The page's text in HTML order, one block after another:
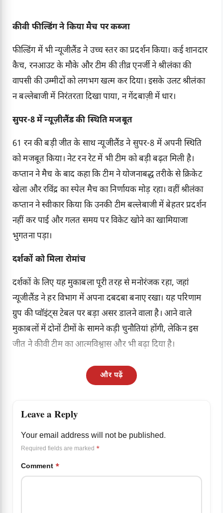
कीवी फील्डिंग ने किया मैच पर कब्जा
फील्डिंग में भी न्यूजीलैंड ने उच्च स्तर का प्रदर्शन किया। कई शानदार
कैच, रनआउट के मौके और टीम की तीव्र एनर्जी ने श्रीलंका की
वापसी की उम्मीदों को लगभग खत्म कर दिया। इसके उलट श्रीलंका
न बल्लेबाजी में निरंतरता दिखा पाया, न गेंदबाज़ी में धार।
सुपर-8 में न्यूज़ीलैंड की स्थिति मजबूत
61 रन की बड़ी जीत के साथ न्यूजीलैंड ने सुपर-8 में अपनी स्थिति
को मजबूत किया। नेट रन रेट में भी टीम को बड़ी बढ़त मिली है।
कप्तान ने मैच के बाद कहा कि टीम ने योजनाबद्ध तरीके से क्रिकेट
खेला और रविंद्र का स्पेल मैच का निर्णायक मोड़ रहा। वहीं श्रीलंका
कप्तान ने स्वीकार किया कि उनकी टीम बल्लेबाजी में बेहतर प्रदर्शन
नहीं कर पाई और गलत समय पर विकेट खोने का खामियाजा
भुगतना पड़ा।
दर्शकों को मिला रोमांच
दर्शकों के लिए यह मुकाबला पूरी तरह से मनोरंजक रहा, जहां
न्यूजीलैंड ने हर विभाग में अपना दबदबा बनाए रखा। यह परिणाम
ग्रुप की प्वॉइंट्स टेबल पर बड़ा असर डालने वाला है। आने वाले
मुकाबलों में दोनों टीमों के सामने कड़ी चुनौतियां होंगी, लेकिन इस
जीत ने कीवी टीम का आत्मविश्वास और भी बढ़ा दिया है।
और पढ़ें
Leave a Reply
Your email address will not be published.
Required fields are marked *
Comment *